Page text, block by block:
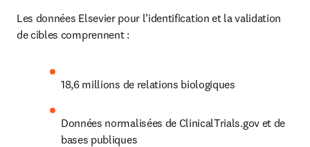
Les données Elsevier pour l’identification et la validation
de cibles comprennent :
18,6 millions de relations biologiques
Données normalisées de ClinicalTrials.gov et de
bases publiques